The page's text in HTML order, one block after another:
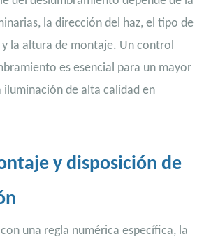
la dirección del haz, el tipo de
la altura de montaje. Un control
es esencial para un mayor
de alta calidad en
y disposición de
una regla numérica específica, la